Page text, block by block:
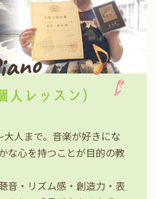
付しております。
せください♪
チコミへの投稿ありがと
ミへの投稿が増え、多くの嬉しいお声を
を使って感想を書いてくださった皆さま
人まで。音楽が好きにな
な心を持つことが目的の教
音・リズム感・創造力・表